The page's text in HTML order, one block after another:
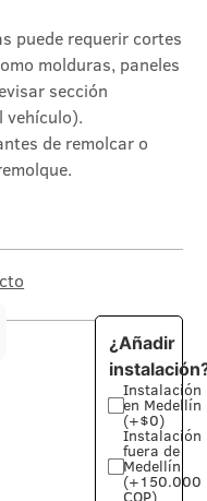
puede requerir cortes
molduras, paneles
sección
vehículo).
de remolcar o
¿Añadir
Instalación
en Medellín
(+$0)
Instalación
fuera de
Medellín
(+150.000